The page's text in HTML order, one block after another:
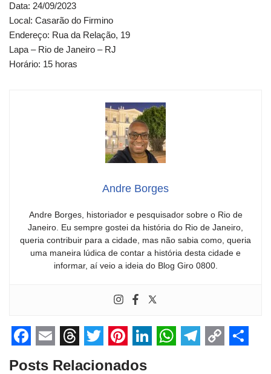
Data: 24/09/2023
Local: Casarão do Firmino
Endereço: Rua da Relação, 19
Lapa – Rio de Janeiro – RJ
Horário: 15 horas
Andre Borges
Andre Borges, historiador e pesquisador sobre o Rio de
Janeiro. Eu sempre gostei da história do Rio de Janeiro,
queria contribuir para a cidade, mas não sabia como, queria
uma maneira lúdica de contar a história desta cidade e
informar, aí veio a ideia do Blog Giro 0800.
F
E
T
T
Posts Relacionados